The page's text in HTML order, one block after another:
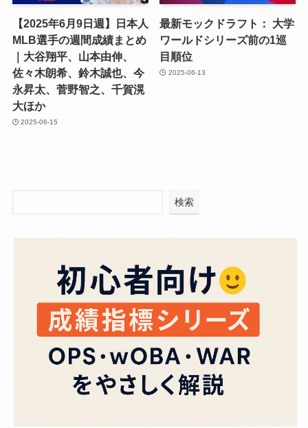
【2025年6月9日週】日本人
MLB選手の週間成績まとめ
｜大谷翔平、山本由伸、
佐々木朗希、鈴木誠也、今
永昇太、菅野智之、千賀滉
大ほか
2025-06-15
最新モックドラフト： 大学
ワールドシリーズ前の1巡
目順位
2025-06-13
検索